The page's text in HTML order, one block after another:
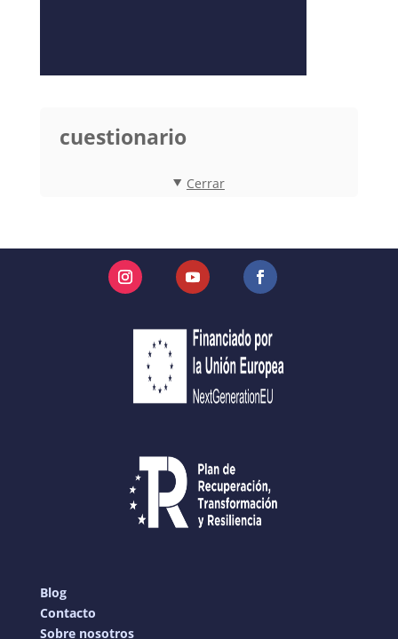
cuestionario
Cerrar
Instagram YouTube Facebook
Blog
Contacto
Sobre nosotros